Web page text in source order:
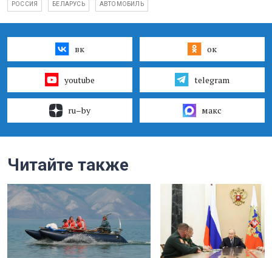
РОССИЯ БЕЛАРУСЬ АВТОМОБИЛЬ
вк ок
youtube telegram
ru–by макс
Читайте также